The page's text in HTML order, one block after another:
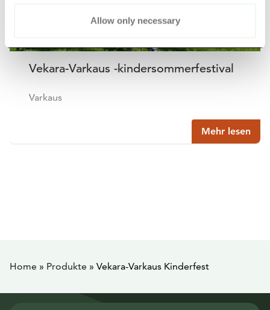
Allow only necessary
Vekara-Varkaus -kindersommerfestival
Varkaus
Mehr lesen
Home » Produkte » Vekara-Varkaus Kinderfest